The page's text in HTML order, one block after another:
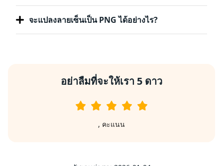
จะแปลงลายเซ็นเป็น PNG ได้อย่างไร?
อย่าลืมที่จะให้เรา 5 ดาว
, คะแนน